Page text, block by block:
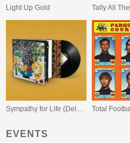
Light Up Gold Tally All
Sympathy for Life (Deluxe Vinyl) Total
EVENTS